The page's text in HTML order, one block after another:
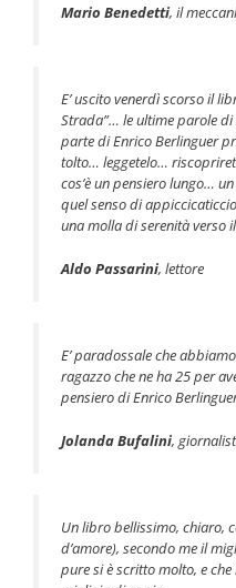
Mario Benedetti, il
E’ uscito venerdì scorso il
Strada”… le ultime parole di
parte di Enrico Berlinguer
tolto… leggetelo…
cos’è un pensiero lungo…
quel senso di
una molla di serenità verso
Aldo Passarini, lettore
E’ paradossale che
ragazzo che ne ha 25 per
pensiero di Enrico
Jolanda Bufalini,
Un libro bellissimo, chiaro,
d’amore), secondo me il
pure si è scritto molto, e